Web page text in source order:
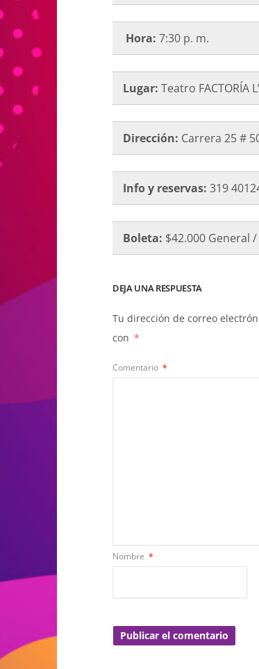
Hora: 7:30 p. m.
Lugar: Teatro FACTORÍA
Dirección: Carrera 25 #
Info y reservas: 319
Boleta: $42.000 General
DEJA UNA RESPUESTA
Tu dirección de correo
con *
Comentario *
Nombre *